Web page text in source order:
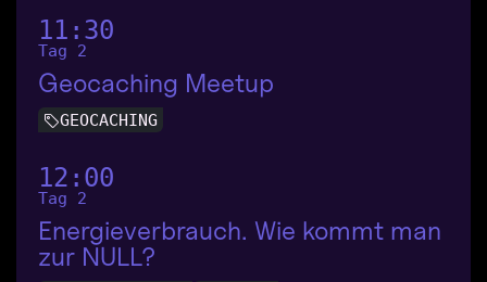
11:30
Tag 2
Geocaching Meetup
GEOCACHING
12:00
Tag 2
Energieverbrauch. Wie kommt man
zur NULL?